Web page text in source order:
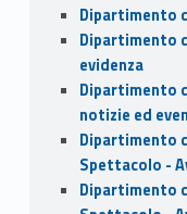
Dipartimento
Dipartimento
evidenza
Dipartimento
notizie ed
Dipartimento
Spettacolo -
Dipartimento